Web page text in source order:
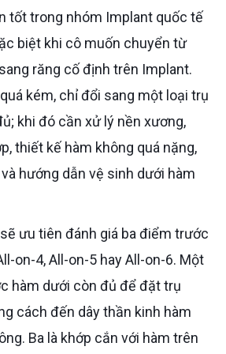
tốt trong nhóm Implant quốc tế
biệt khi cô muốn chuyển từ
răng cố định trên Implant.
kém, chỉ đổi sang một loại trụ
khi đó cần xử lý nền xương,
thiết kế hàm không quá nặng,
hướng dẫn vệ sinh dưới hàm
on-4, All-on-5 hay All-on-6. Một
hàm dưới còn đủ để đặt trụ
cách đến dây thần kinh hàm
Ba là khớp cắn với hàm trên